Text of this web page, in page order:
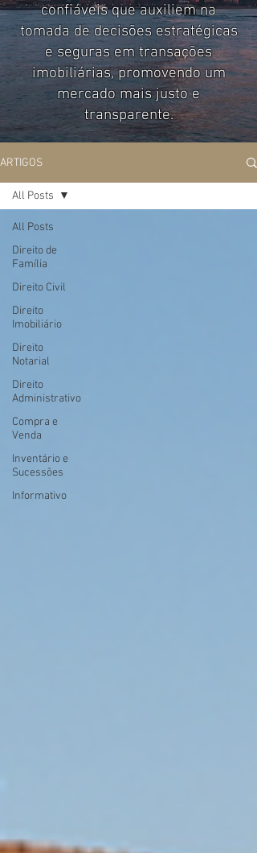
confiáveis que auxiliem na
tomada de decisões estratégicas
e seguras em transações
imobiliárias, promovendo um
mercado mais justo e
transparente.
ARTIGOS
All Posts
Direito de
Família
Direito Civil
Direito
Imobiliário
Direito
Notarial
Direito
Administrativo
Compra e
Venda
Inventário e
Sucessões
Informativo
All Posts